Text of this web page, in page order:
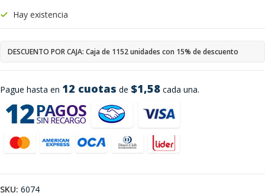
Pague hasta en 12 cuotas de $1,58 cada una.
Hay existencia
DESCUENTO POR CAJA: Caja de 1152 unidades con 15% de descuento
SKU: 6074